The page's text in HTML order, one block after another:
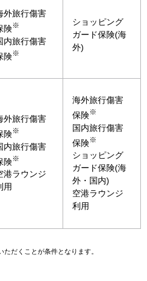
外旅行傷害
険※
内旅行傷害
険※
ショッピング
ガード保険(海
外)
外旅行傷害
険※
内旅行傷害
険※
港ラウンジ
用
海外旅行傷害
保険※
国内旅行傷害
保険※
ショッピング
ガード保険(海
外・国内)
空港ラウンジ
利用
だくことが条件となります。